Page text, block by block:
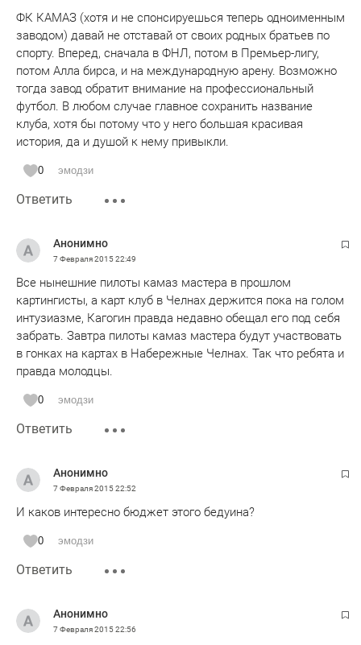
ФК КАМАЗ (хотя и не спонсируешься теперь одноименным
заводом) давай не отставай от своих родных братьев по
спорту. Вперед, сначала в ФНЛ, потом в Премьер-лигу,
потом Алла бирса, и на международную арену. Возможно
тогда завод обратит внимание на профессиональный
футбол. В любом случае главное сохранить название
клуба, хотя бы потому что у него большая красивая
история, да и душой к нему привыкли.
0 эмодзи
Ответить
Анонимно
7 Февраля 201522:49
Все нынешние пилоты камаз мастера в прошлом
картингисты, а карт клуб в Челнах держится пока на голом
интузиазме, Кагогин правда недавно обещал его под себя
забрать. Завтра пилоты камаз мастера будут участвовать
в гонках на картах в Набережные Челнах. Так что ребята и
правда молодцы.
0 эмодзи
Ответить
Анонимно
7 Февраля 201522:52
И каков интересно бюджет этого бедуина?
0 эмодзи
Ответить
Анонимно
7 Февраля 201522:56